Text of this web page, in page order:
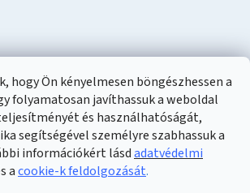
hogy Ön kényelmesen böngészhessen a
folyamatosan javíthassuk a weboldal
és használhatóságát,
segítségével személyre szabhassuk a
információkért lásdadatvédelmi
acookie-k feldolgozását.